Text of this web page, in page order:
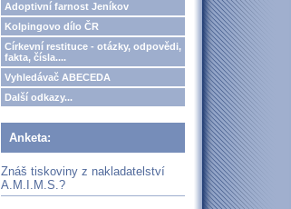
Adoptivní farnost Jeníkov
Kolpingovo dílo ČR
Církevní restituce - otázky, odpovědi,
fakta, čísla....
Vyhledávač ABECEDA
Další odkazy...
Anketa:
Znáš tiskoviny z nakladatelství
A.M.I.M.S.?